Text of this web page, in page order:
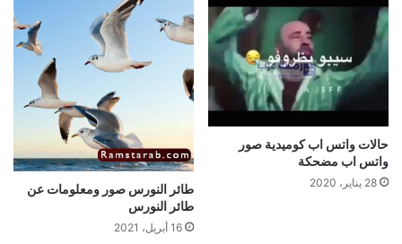
حالات واتس اب كوميدية صور
واتس اب مضحكة
28 يناير، 2020
طائر النورس صور ومعلومات عن
طائر النورس
16 أبريل، 2021